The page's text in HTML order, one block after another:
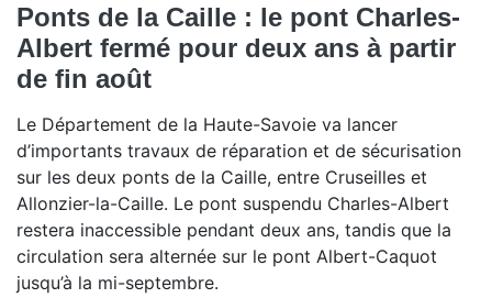
Ponts de la Caille : le pont Charles-
Albert fermé pour deux ans à partir
de fin août
Le Département de la Haute-Savoie va lancer
d’importants travaux de réparation et de sécurisation
sur les deux ponts de la Caille, entre Cruseilles et
Allonzier-la-Caille. Le pont suspendu Charles-Albert
restera inaccessible pendant deux ans, tandis que la
circulation sera alternée sur le pont Albert-Caquot
jusqu’à la mi-septembre.